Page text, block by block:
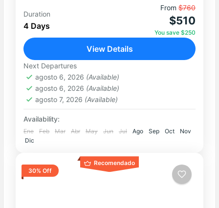
Descubre Machu Picchu en 4 Días: Vive la
Magia de los Andes, la Historia Inca y un Viaje
que Transformará tu Espíritu. Highlights
...
MACHUPICCHU,Ollantaytambo
Easy
Duration
4 Days
From $760
$510
You save $250
View Details
Next Departures
agosto 6, 2026 (Available)
agosto 6, 2026 (Available)
agosto 7, 2026 (Available)
Availability:
Ene Feb Mar Abr May Jun Jul Ago Sep Oct
Nov
Dic
Recomendado
30% Off